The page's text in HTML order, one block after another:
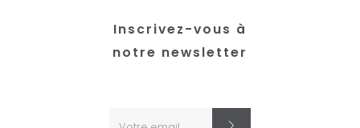
produit
Inscrivez-vous à
notre newsletter